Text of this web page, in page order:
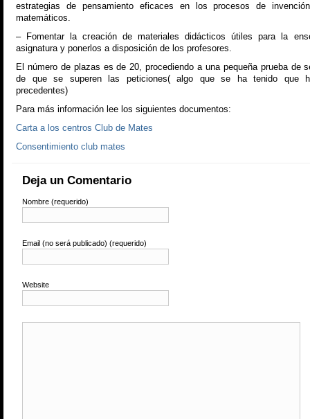
estrategias de pensamiento eficaces en los procesos de
matemáticos.
– Fomentar la creación de materiales didácticos útiles para la
asignatura y ponerlos a disposición de los profesores.
El número de plazas es de 20, procediendo a una pequeña prueba de
de que se superen las peticiones( algo que se ha tenido que
precedentes)
Para más información lee los siguientes documentos:
Carta a los centros Club de Mates
Consentimiento club mates
Deja un Comentario
Nombre (requerido)
Email (no será publicado) (requerido)
Website